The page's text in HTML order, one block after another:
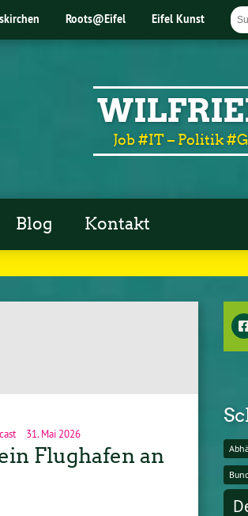
Roots@Eifel Eifel Kunst
Job #IT – Politik
Blog Kontakt
31. Mai 2026
Flughafen an